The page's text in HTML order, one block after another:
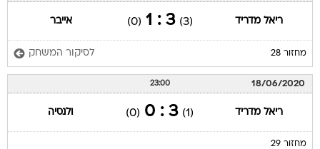
ריאל מדריד (3)
3 : 1
(0) אייבר
מחזור 28 לסיקור המשחק
18/06/2020
23:00
ריאל מדריד (1)
3 : 0
(0) ולנסיה
מחזור 29